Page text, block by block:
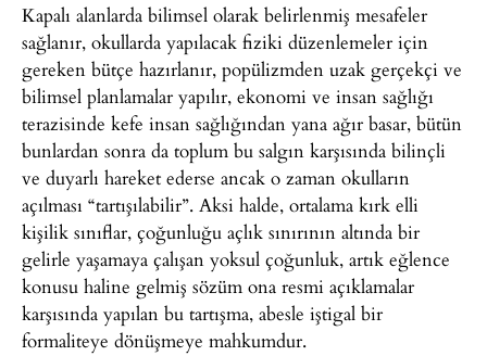
Kapalı alanlarda bilimsel olarak belirlenmiş mesafeler
sağlanır, okullarda yapılacak fiziki düzenlemeler için
gereken bütçe hazırlanır, popülizmden uzak gerçekçi ve
bilimsel planlamalar yapılır, ekonomi ve insan sağlığı
terazisinde kefe insan sağlığından yana ağır basar, bütün
bunlardan sonra da toplum bu salgın karşısında bilinçli
ve duyarlı hareket ederse ancak o zaman okulların
açılması “tartışılabilir”. Aksi halde, ortalama kırk elli
kişilik sınıflar, çoğunluğu açlık sınırının altında bir
gelirle yaşamaya çalışan yoksul çoğunluk, artık eğlence
konusu haline gelmiş sözüm ona resmi açıklamalar
karşısında yapılan bu tartışma, abesle iştigal bir
formaliteye dönüşmeye mahkumdur.